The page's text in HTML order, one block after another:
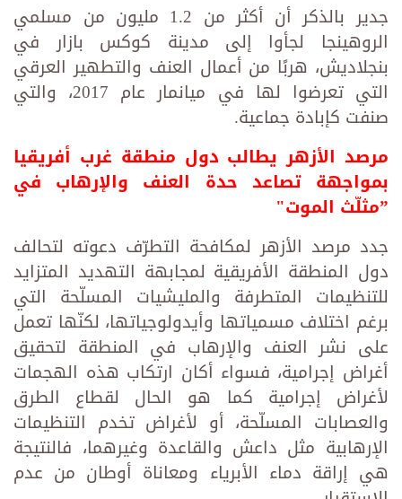
جدير بالذكر أن أكثر من 1.2 مليون من مسلمي
الروهينجا لجأوا إلى مدينة كوكس بازار في
بنجلاديش، هربًا من أعمال العنف والتطهير العرقي
التي تعرضوا لها في ميانمار عام 2017، والتي
صنفت كإبادة جماعية.
مرصد الأزهر يطالب دول منطقة غرب أفريقيا
بمواجهة تصاعد حدة العنف والإرهاب في
”مثلّث الموت"
جدد مرصد الأزهر لمكافحة التطرّف دعوته لتحالف
دول المنطقة الأفريقية لمجابهة التهديد المتزايد
للتنظيمات المتطرفة والمليشيات المسلّحة التي
برغم اختلاف مسمياتها وأيدولوجياتها، لكنّها تعمل
على نشر العنف والإرهاب في المنطقة لتحقيق
أغراض إجرامية، فسواء أكان ارتكاب هذه الهجمات
لأغراض إجرامية كما هو الحال لقطاع الطرق
والعصابات المسلّحة، أو لأغراض تخدم التنظيمات
الإرهابية مثل داعش والقاعدة وغيرهما، فالنتيجة
هي إراقة دماء الأبرياء ومعاناة أوطان من عدم